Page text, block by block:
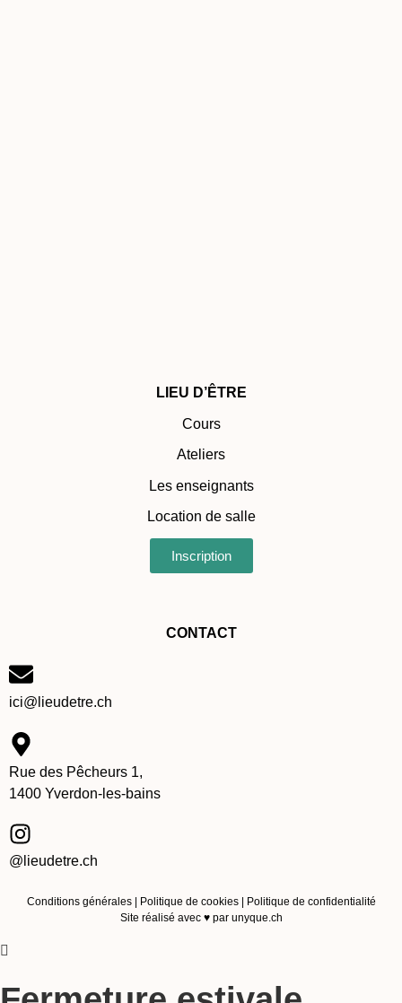
LIEU D’ÊTRE
Cours
Ateliers
Les enseignants
Location de salle
Inscription
CONTACT
ici@lieudetre.ch
Rue des Pêcheurs 1,
1400 Yverdon-les-bains
@lieudetre.ch
Conditions générales| Politique de cookies|
Politique de confidentialité
Site réalisé avec ♥parunyque.ch